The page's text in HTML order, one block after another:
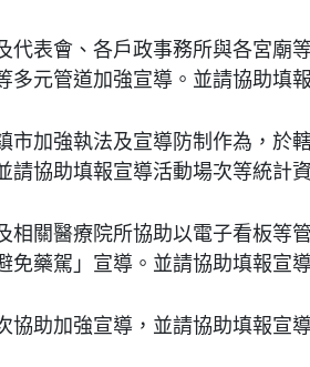
代表會、各戶政事務所與各宮廟
多元管道加強宣導。並請協助填
市加強執法及宣導防制作為，於
請協助填報宣導活動場次等統計資
相關醫療院所協助以電子看板等
免藥駕」宣導。並請協助填報宣
協助加強宣導，並請協助填報宣